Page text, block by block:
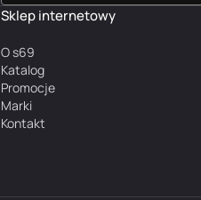
Sklep internetowy
O s69
Katalog
Promocje
Marki
Kontakt